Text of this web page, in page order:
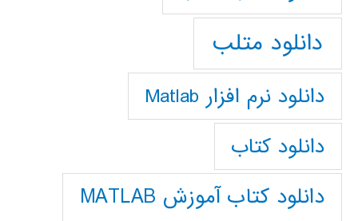
دانلود متلب
دانلود نرم افزار Matlab
دانلود کتاب
دانلود کتاب آموزش MATLAB